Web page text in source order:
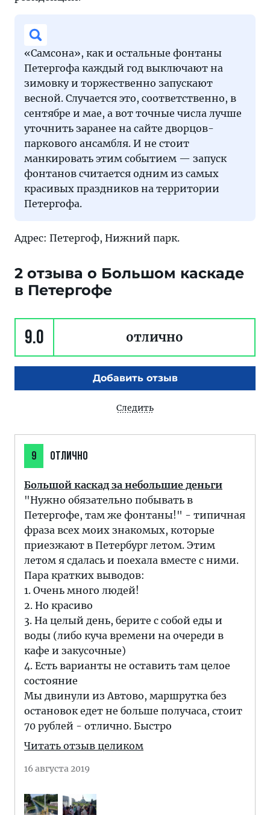
«Самсона», как и остальные фонтаны
Петергофа каждый год выключают на
зимовку и торжественно запускают
весной. Случается это, соответственно, в
сентябре и мае, а вот точные числа лучше
уточнить заранее на сайте дворцов-
паркового ансамбля. И не стоит
манкировать этим событием — запуск
фонтанов считается одним из самых
красивых праздников на территории
Петергофа.
Адрес: Петергоф, Нижний парк.
2 отзыва о Большом каскаде
в Петергофе
9.0 отлично
Добавить отзыв
Следить
9 ОТЛИЧНО
Большой каскад за небольшие деньги
"Нужно обязательно побывать в
Петергофе, там же фонтаны!" - типичная
фраза всех моих знакомых, которые
приезжают в Петербург летом. Этим
летом я сдалась и поехала вместе с ними.
Пара кратких выводов:
1. Очень много людей!
2. Но красиво
3. На целый день, берите с собой еды и
воды (либо куча времени на очереди в
кафе и закусочные)
4. Есть варианты не оставить там целое
состояние
Мы двинули из Автово, маршрутка без
остановок едет не больше получаса, стоит
70 рублей - отлично. Быстро
Читать отзыв целиком
16 августа 2019